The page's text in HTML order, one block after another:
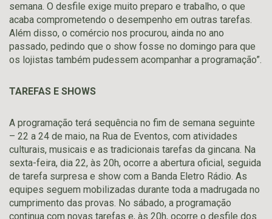
semana. O desfile exige muito preparo e trabalho, o que
acaba comprometendo o desempenho em outras tarefas.
Além disso, o comércio nos procurou, ainda no ano
passado, pedindo que o show fosse no domingo para que
os lojistas também pudessem acompanhar a programação”.
TAREFAS E SHOWS
A programação terá sequência no fim de semana seguinte
– 22 a 24 de maio, na Rua de Eventos, com atividades
culturais, musicais e as tradicionais tarefas da gincana. Na
sexta-feira, dia 22, às 20h, ocorre a abertura oficial, seguida
de tarefa surpresa e show com a Banda Eletro Rádio. As
equipes seguem mobilizadas durante toda a madrugada no
cumprimento das provas. No sábado, a programação
continua com novas tarefas e, às 20h, ocorre o desfile dos